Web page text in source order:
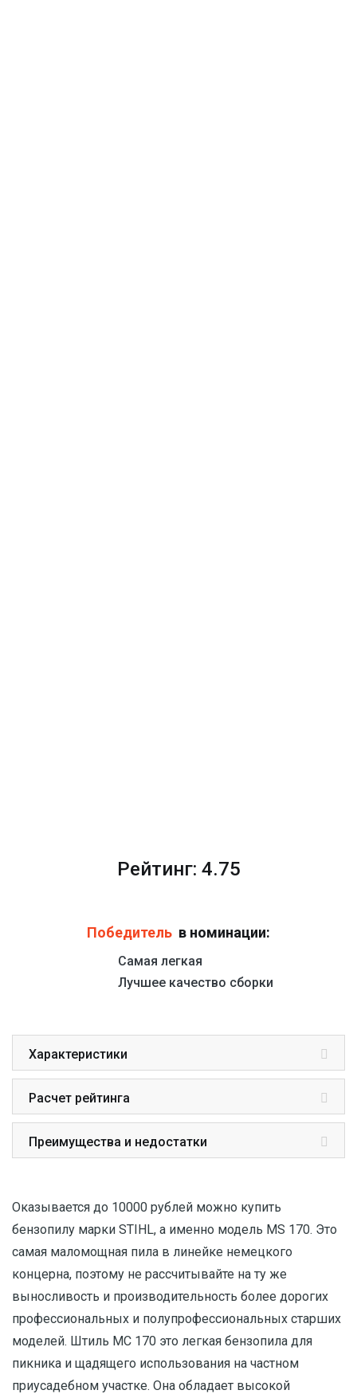
Рейтинг: 4.75
Победитель в номинации:
Самая легкая
Лучшее качество сборки
Характеристики
Расчет рейтинга
Преимущества и недостатки
Оказывается до 10000 рублей можно купить
бензопилу марки STIHL, а именно модель MS 170. Это
самая маломощная пила в линейке немецкого
концерна, поэтому не рассчитывайте на ту же
выносливость и производительность более дорогих
профессиональных и полупрофессиональных старших
моделей. Штиль МС 170 это легкая бензопила для
пикника и щадящего использования на частном
приусадебном участке. Она обладает высокой